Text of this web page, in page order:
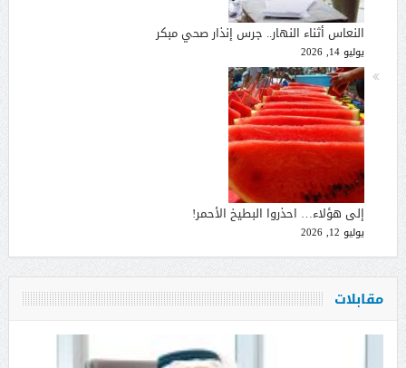
النعاس أثناء النهار.. جرس إنذار صحي مبكر
يوليو 14, 2026
إلى هؤلاء… احذروا البطيخ الأحمر!
يوليو 12, 2026
مقابلات